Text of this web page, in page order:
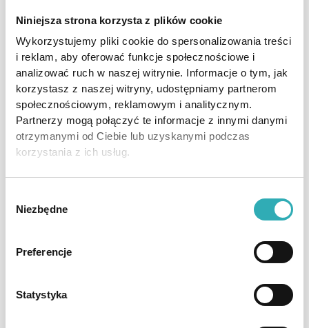
Niniejsza strona korzysta z plików cookie
Wykorzystujemy pliki cookie do spersonalizowania treści
i reklam, aby oferować funkcje społecznościowe i
analizować ruch w naszej witrynie. Informacje o tym, jak
korzystasz z naszej witryny, udostępniamy partnerom
społecznościowym, reklamowym i analitycznym.
Partnerzy mogą połączyć te informacje z innymi danymi
otrzymanymi od Ciebie lub uzyskanymi podczas
korzystania z ich usług.
zgody
Niezbędne
Preferencje
Statystyka
Stwórz niezapomnianą, kolorową dekorację
urodzinową z motywem dżungli i ulubionych
zwierząt! Idealny zestaw na 8. urodziny dziecka –
chłopca lub dziewczynki!
1x balon CYFRA około 32 cale
1x balon tygrys 39×29 cm
1x balon żyrafa 45×28 cm
1x balon krowa 44×32 cm